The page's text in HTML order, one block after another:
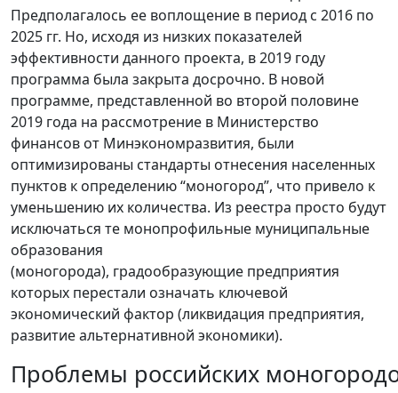
Предполагалось ее воплощение в период с 2016 по
2025 гг. Но, исходя из низких показателей
эффективности данного проекта, в 2019 году
программа была закрыта досрочно. В новой
программе, представленной во второй половине
2019 года на рассмотрение в Министерство
финансов от Минэкономразвития, были
оптимизированы стандарты отнесения населенных
пунктов к определению “моногород”, что привело к
уменьшению их количества. Из реестра просто будут
исключаться те монопрофильные муниципальные
образования
(моногорода), градообразующие предприятия
которых перестали означать ключевой
экономический фактор (ликвидация предприятия,
развитие альтернативной экономики).
Проблемы российских